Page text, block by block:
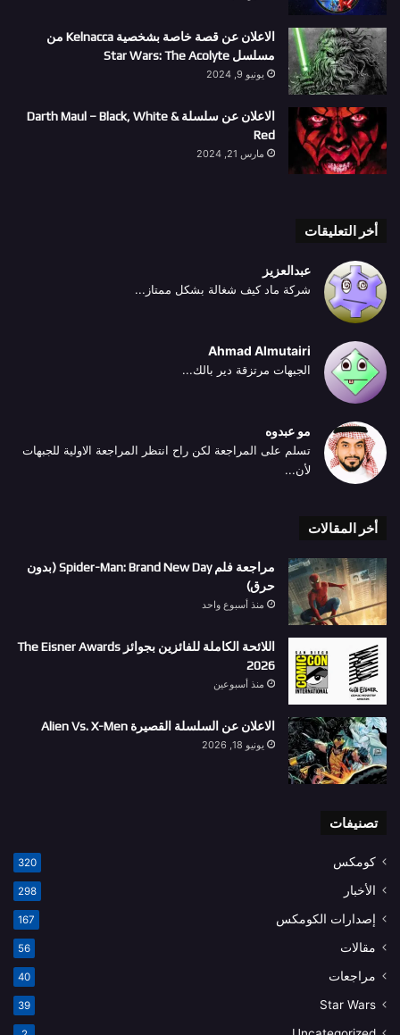
الاعلان عن قصة خاصة بشخصية Kelnacca من
مسلسل Star Wars: The Acolyte
يونيو 9, 2024
الاعلان عن سلسلة Darth Maul – Black, White &
Red
مارس 21, 2024
أخر التعليقات
عبدالعزيز
شركة ماد كيف شغالة بشكل ممتاز...
Ahmad Almutairi
الجبهات مرتزقة دير بالك...
مو عبدوه
تسلم على المراجعة لكن راح انتظر المراجعة الاولية للجبهات
لأن...
أخر المقالات
مراجعة فلم Spider-Man: Brand New Day (بدون
حرق)
منذ أسبوع واحد
اللائحة الكاملة للفائزين بجوائز The Eisner Awards
2026
منذ أسبوعين
الاعلان عن السلسلة القصيرة Alien Vs. X-Men
يونيو 18, 2026
تصنيفات
كومكس 320
الأخبار 298
إصدارات الكومكس 167
مقالات 56
مراجعات 40
Star Wars
39